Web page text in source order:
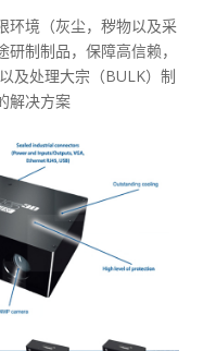
环境（灰尘，秽物以及采
制制品，保障高信赖，
及处理大宗（BULK）制
解决方案